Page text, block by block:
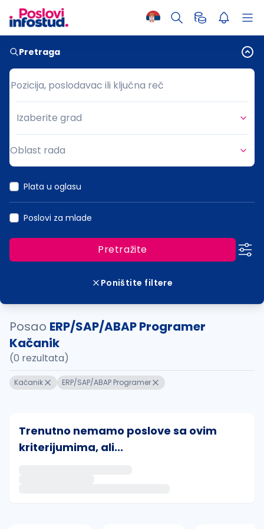
Pretraga
Pozicija, poslodavac ili ključna reč
Pozicija, poslodavac ili ključna reč
Grad
Izaberite grad
Oblast rada
Plata u oglasu
Poslovi za mlade
Pretražite
Poništite filtere
Posao ERP/SAP/ABAP Programer
Kačanik
(0 rezultata)
Kačanik ERP/SAP/ABAP Programer
Trenutno nemamo poslove sa ovim
kriterijumima, ali...